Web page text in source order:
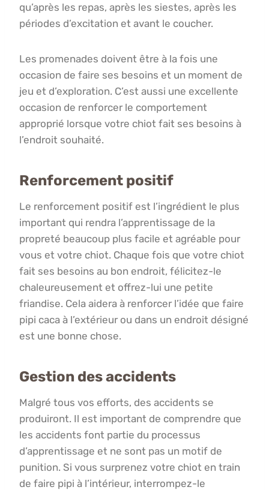
qu’après les repas, après les siestes, après les
périodes d’excitation et avant le coucher.
Les promenades doivent être à la fois une
occasion de faire ses besoins et un moment de
jeu et d’exploration. C’est aussi une excellente
occasion de renforcer le comportement
approprié lorsque votre chiot fait ses besoins à
l’endroit souhaité.
Renforcement positif
Le renforcement positif est l’ingrédient le plus
important qui rendra l’apprentissage de la
propreté beaucoup plus facile et agréable pour
vous et votre chiot. Chaque fois que votre chiot
fait ses besoins au bon endroit, félicitez-le
chaleureusement et offrez-lui une petite
friandise. Cela aidera à renforcer l’idée que faire
pipi caca à l’extérieur ou dans un endroit désigné
est une bonne chose.
Gestion des accidents
Malgré tous vos efforts, des accidents se
produiront. Il est important de comprendre que
les accidents font partie du processus
d’apprentissage et ne sont pas un motif de
punition. Si vous surprenez votre chiot en train
de faire pipi à l’intérieur, interrompez-le